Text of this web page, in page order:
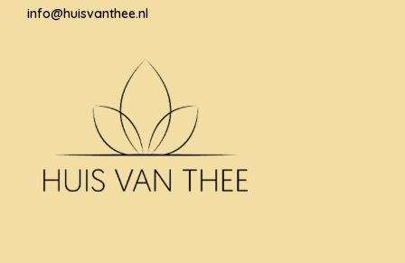
info@huisvanthee.nl